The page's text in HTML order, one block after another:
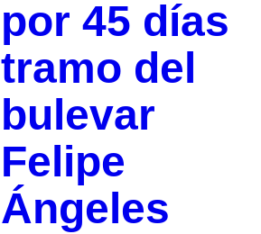
por 45 días
tramo del
bulevar
Felipe
Ángeles